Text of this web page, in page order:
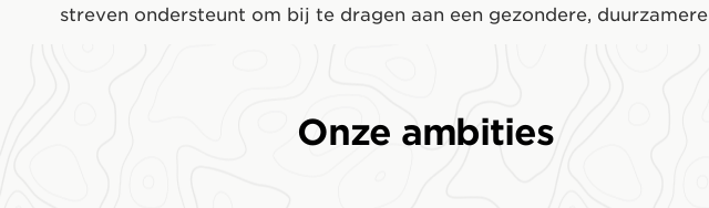
streven ondersteunt om bij te dragen aan een gezondere,
Onze ambities